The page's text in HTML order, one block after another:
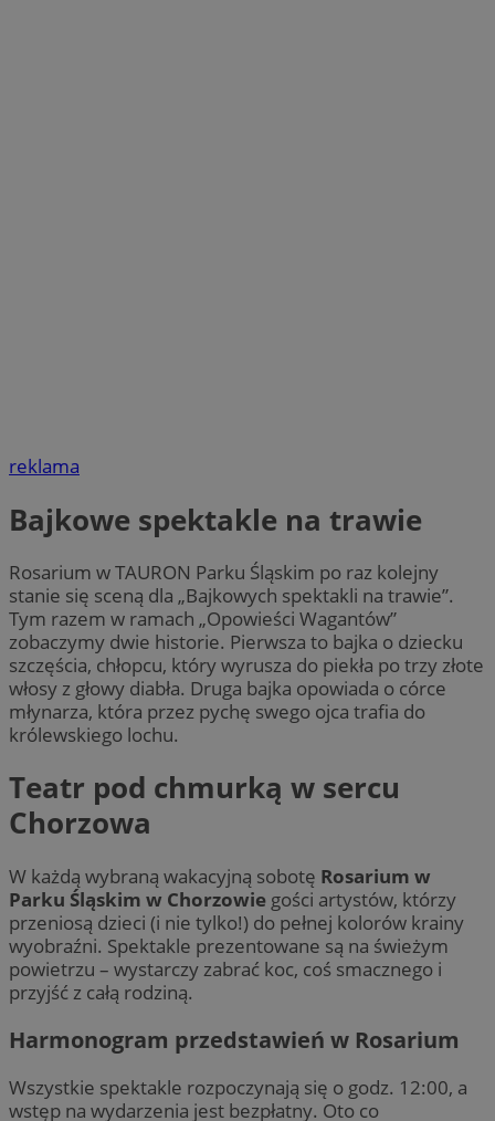
reklama
Bajkowe spektakle na trawie
Rosarium w TAURON Parku Śląskim po raz kolejny
stanie się sceną dla „Bajkowych spektakli na trawie”.
Tym razem w ramach „Opowieści Wagantów”
zobaczymy dwie historie. Pierwsza to bajka o dziecku
szczęścia, chłopcu, który wyrusza do piekła po trzy złote
włosy z głowy diabła. Druga bajka opowiada o córce
młynarza, która przez pychę swego ojca trafia do
królewskiego lochu.
Teatr pod chmurką w sercu
Chorzowa
W każdą wybraną wakacyjną sobotę Rosarium w
Parku Śląskim w Chorzowie gości artystów, którzy
przeniosą dzieci (i nie tylko!) do pełnej kolorów krainy
wyobraźni. Spektakle prezentowane są na świeżym
powietrzu – wystarczy zabrać koc, coś smacznego i
przyjść z całą rodziną.
Harmonogram przedstawień w Rosarium
Wszystkie spektakle rozpoczynają się o godz. 12:00, a
wstęp na wydarzenia jest bezpłatny. Oto co